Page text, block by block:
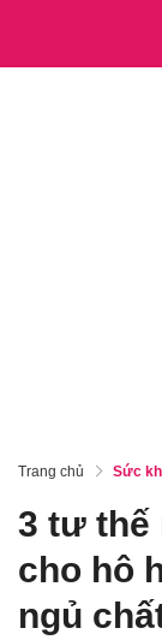
Trang chủ Sức
3 tư thế
cho hô
ngủ